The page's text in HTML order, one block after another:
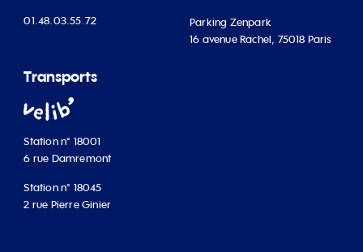
01.48.03.55.72
Parking Zenpark
16 avenue Rachel, 75018 Paris
Transports
Station n° 18001
6 rue Damremont
Station n° 18045
2 rue Pierre Ginier